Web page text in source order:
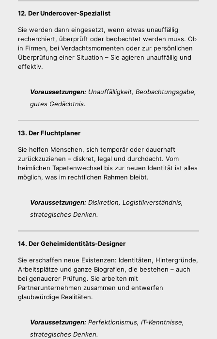
12. Der Undercover-Spezialist
Sie werden dann eingesetzt, wenn etwas unauffällig
recherchiert, überprüft oder beobachtet werden muss. Ob
in Firmen, bei Verdachtsmomenten oder zur persönlichen
Überprüfung einer Situation – Sie agieren unauffällig und
effektiv.
Voraussetzungen:Unauffälligkeit, Beobachtungsgabe,
gutes Gedächtnis.
13. Der Fluchtplaner
Sie helfen Menschen, sich temporär oder dauerhaft
zurückzuziehen – diskret, legal und durchdacht. Vom
heimlichen Tapetenwechsel bis zur neuen Identität ist alles
möglich, was im rechtlichen Rahmen bleibt.
Voraussetzungen:Diskretion, Logistikverständnis,
strategisches Denken.
14. Der Geheimidentitäts-Designer
Sie erschaffen neue Existenzen: Identitäten, Hintergründe,
Arbeitsplätze und ganze Biografien, die bestehen – auch
bei genauerer Prüfung. Sie arbeiten mit
Partnerunternehmen zusammen und entwerfen
glaubwürdige Realitäten.
Voraussetzungen:Perfektionismus, IT-Kenntnisse,
strategisches Denken.